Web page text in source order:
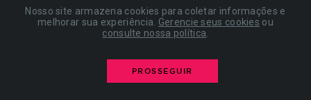
Nosso site armazena cookies para coletar informações e
melhorar sua experiência. Gerencie seus cookies ou
consulte nossa política
PROSSEGUIR
sua vez, aproveitou para dar seu relato de vida de
empreendedora: “Você vai trabalhar por muitas horas e tem
O filme também apresenta falas de investidores e
empreendedores bem-sucedidos, que hoje podem falar com
compor um perfil sobre seus interesses e, a partir
disso, mostrar anúncios relevantes para você em
outros sites. As informações armazenadas são